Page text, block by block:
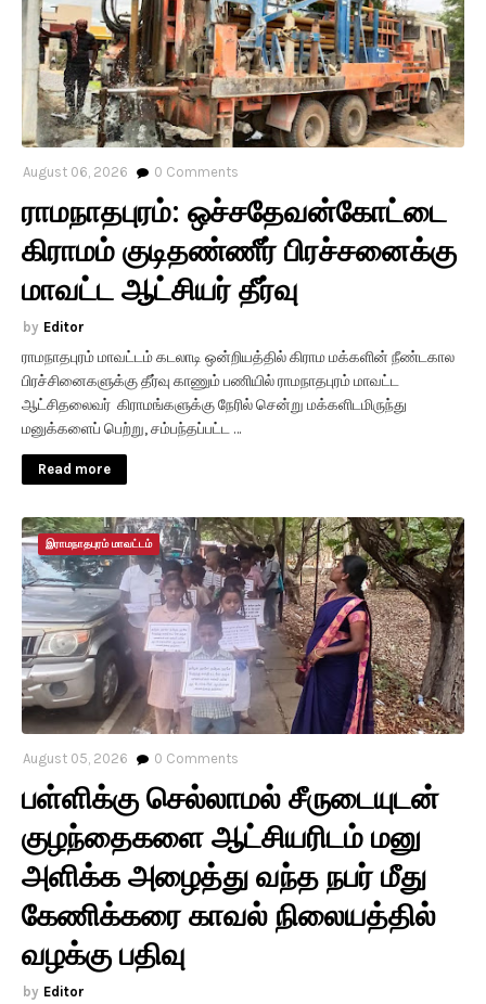
August 06, 2026 0 Comments
ராமநாதபுரம்: ஒச்சதேவன்கோட்டை
கிராமம் குடிதண்ணீர் பிரச்சனைக்கு
மாவட்ட ஆட்சியர் தீர்வு
Editor
ராமநாதபுரம் மாவட்டம் கடலாடி ஒன்றியத்தில் கிராம மக்களின் நீண்டகால
பிரச்சினைகளுக்கு தீர்வு காணும் பணியில் ராமநாதபுரம் மாவட்ட
ஆட்சிதலைவர் கிராமங்களுக்கு நேரில் சென்று மக்களிடமிருந்து
மனுக்களைப் பெற்று, சம்பந்தப்பட்ட …
Read more
இராமநாதபுரம் மாவட்டம்
August 05, 2026 0 Comments
பள்ளிக்கு செல்லாமல் சீருடையுடன்
குழந்தைகளை ஆட்சியரிடம் மனு
அளிக்க அழைத்து வந்த நபர் மீது
கேணிக்கரை காவல் நிலையத்தில்
வழக்கு பதிவு
Editor